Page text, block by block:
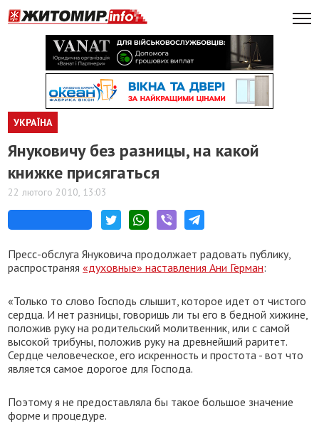
УКРАЇНА
Януковичу без разницы, на какой
книжке присягаться
22 лютого 2010, 13:03
Пресс-обслуга Януковича продолжает радовать публику,
распространяя«духовные» наставления Ани Герман:
«Только то слово Господь слышит, которое идет от чистого
сердца. И нет разницы, говоришь ли ты его в бедной хижине,
положив руку на родительский молитвенник, или с самой
высокой трибуны, положив руку на древнейший раритет.
Сердце человеческое, его искренность и простота - вот что
является самое дорогое для Господа.
Поэтому я не предоставляла бы такое большое значение
форме и процедуре.